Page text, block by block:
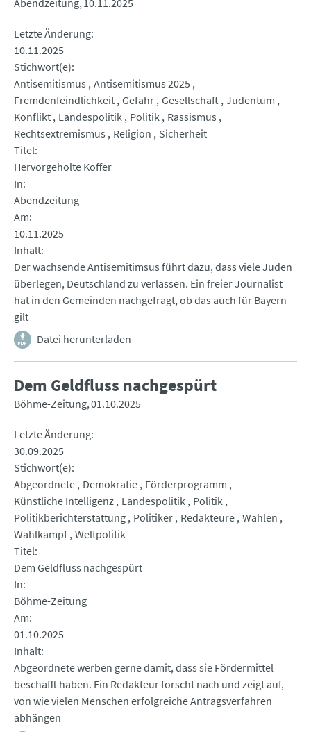
Abendzeitung 10.11.2025
Letzte Änderung
10.11.2025
Stichwort(e)
Antisemitismus Antisemitismus 2025
Fremdenfeindlichkeit Gefahr Gesellschaft Judentum
Konflikt Landespolitik Politik Rassismus
Rechtsextremismus
Religion
Sicherheit
Titel
Hervorgeholte Koffer
In
Abendzeitung
Am
10.11.2025
Inhalt
Der wachsende Antisemitimsus führt dazu, dass viele Juden
überlegen, Deutschland zu verlassen. Ein freier Journalist
hat in den Gemeinden nachgefragt, ob das auch für Bayern
gilt
Datei herunterladen
Dem Geldfluss nachgespürt
Böhme-Zeitung 01.10.2025
Letzte Änderung
30.09.2025
Stichwort(e)
Abgeordnete Demokratie Förderprogramm
Künstliche Intelligenz Landespolitik Politik
Politikberichterstattung Politiker Redakteure Wahlen
Wahlkampf Weltpolitik
Titel
Dem Geldfluss nachgespürt
In
Böhme-Zeitung
Am
01.10.2025
Inhalt
Abgeordnete werben gerne damit, dass sie Fördermittel
beschafft haben. Ein Redakteur forscht nach und zeigt auf,
von wie vielen Menschen erfolgreiche Antragsverfahren
abhängen